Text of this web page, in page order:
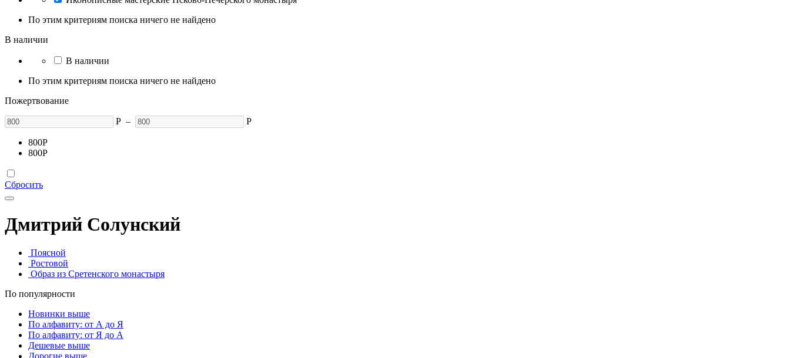
По этим критериям поиска ничего не найдено
В наличии
В наличии
По этим критериям поиска ничего не найдено
Пожертвование
Р – Р
800Р
800Р
Сбросить
Дмитрий Солунский
Поясной
Ростовой
Образ из Сретенского монастыря
По популярности
Новинки выше
По алфавиту: от А до Я
По алфавиту: от Я до А
Дешевые выше